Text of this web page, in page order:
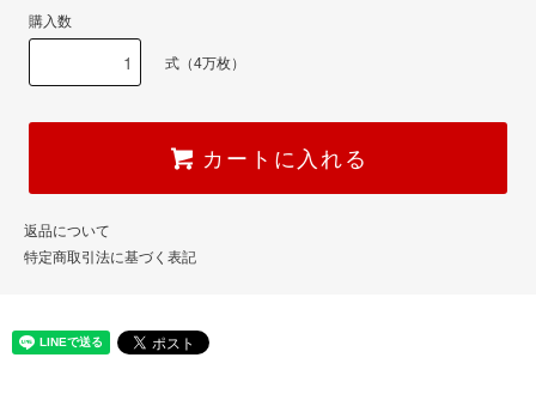
購入数
式（4万枚）
カートに入れる
返品について
特定商取引法に基づく表記